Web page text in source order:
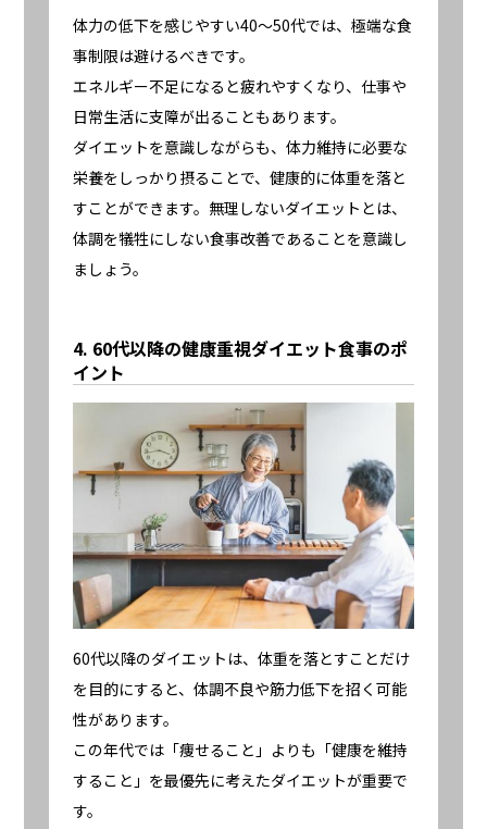
体力の低下を感じやすい40〜50代では、極端な食
事制限は避けるべきです。
エネルギー不足になると疲れやすくなり、仕事や
日常生活に支障が出ることもあります。
ダイエットを意識しながらも、体力維持に必要な
栄養をしっかり摂ることで、健康的に体重を落と
すことができます。無理しないダイエットとは、
体調を犠牲にしない食事改善であることを意識し
ましょう。
4. 60代以降の健康重視ダイエット食事のポ
イント
60代以降のダイエットは、体重を落とすことだけ
を目的にすると、体調不良や筋力低下を招く可能
性があります。
この年代では「痩せること」よりも「健康を維持
すること」を最優先に考えたダイエットが重要で
す。